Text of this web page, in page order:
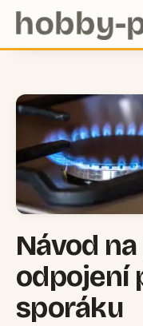
Návod
odpojení
sporáku